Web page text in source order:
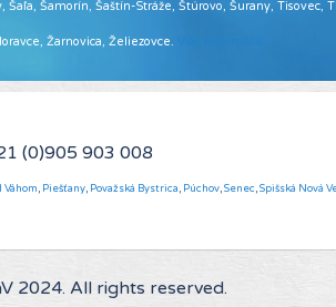
Šamorín, Šaštín-Stráže, Štúrovo, Šurany,
Žarnovica, Želiezovce.
(0)905 903 008
Váhom, Piešťany, Považská Bystrica, Púchov,Senec,Spišská Nová
2024. All rights reserved.